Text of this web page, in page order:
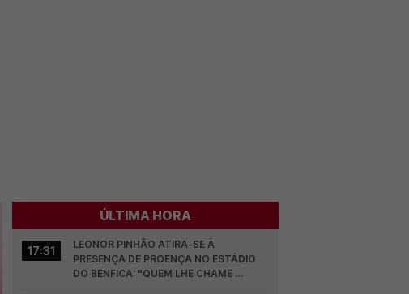
ÚLTIMA HORA
17:31
LEONOR PINHÃO ATIRA-SE À
PRESENÇA DE PROENÇA NO ESTÁDIO
DO BENFICA: "QUEM LHE CHAME